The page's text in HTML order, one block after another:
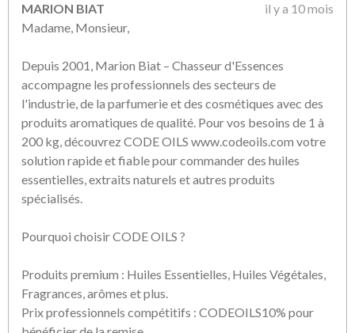
MARION BIAT
il y a 10 mois
Madame, Monsieur,
Depuis 2001, Marion Biat – Chasseur d'Essences
accompagne les professionnels des secteurs de
l'industrie, de la parfumerie et des cosmétiques avec des
produits aromatiques de qualité. Pour vos besoins de 1 à
200 kg, découvrez CODE OILS www.codeoils.com votre
solution rapide et fiable pour commander des huiles
essentielles, extraits naturels et autres produits
spécialisés.
Pourquoi choisir CODE OILS ?
Produits premium : Huiles Essentielles, Huiles Végétales,
Fragrances, arômes et plus.
Prix professionnels compétitifs : CODEOILS10% pour